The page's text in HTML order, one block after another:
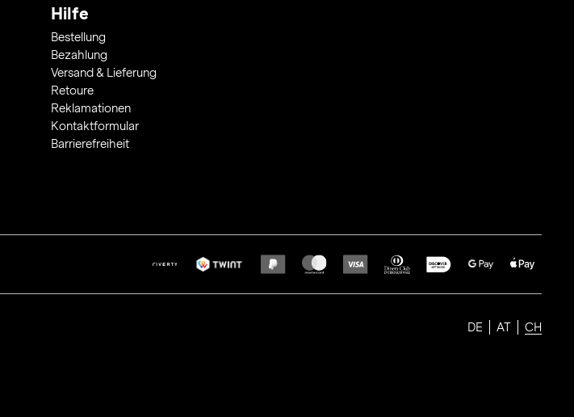
Hilfe
Bestellung
Bezahlung
Versand & Lieferung
Retoure
Reklamationen
Kontaktformular
Barrierefreiheit
DE AT CH